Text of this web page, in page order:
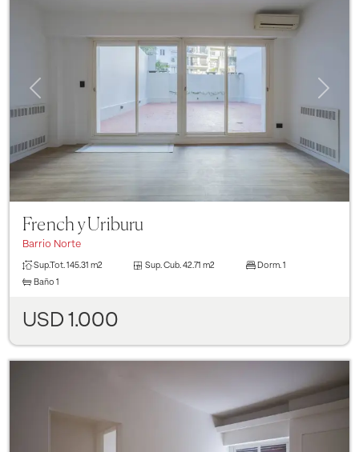
Previous
French y Uriburu
Barrio Norte
Sup.Tot. 145.31 m2 Sup. Cub. 42.71 m2 Dorm. 1
Baño 1
USD 1.000